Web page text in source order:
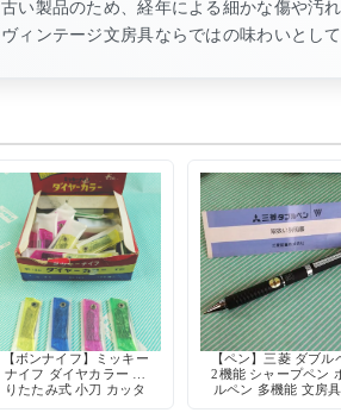
古い製品のため、経年による細かな傷や汚
ヴィンテージ文房具ならではの味わいとし
【ボンナイフ】ミッキー
ナイフ ダイヤカラー 折
りたたみ式 小刀 カッタ
【ペン】三菱 ダブル
2機能 シャープペン
ルペン 多機能 文房